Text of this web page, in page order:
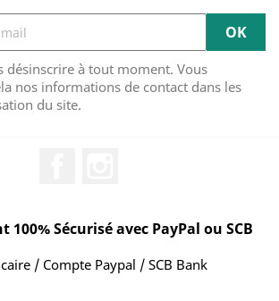
désinscrire à tout moment. Vous
nos informations de contact dans les
du site.
100% Sécurisé avec PayPal ou SCB
/ Compte Paypal / SCB Bank